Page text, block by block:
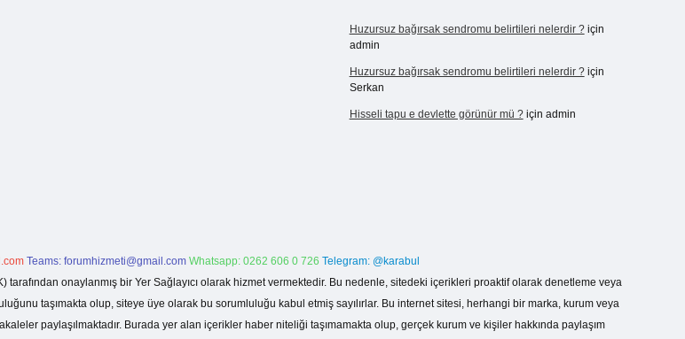
Huzursuz bağırsak sendromu belirtileri nelerdir ?için
admin
Huzursuz bağırsak sendromu belirtileri nelerdir ?için
Serkan
Hisseli tapu e devlette görünür mü ?için admin
Teams: forumhizmeti@gmail.com Whatsapp: 0262 606 0 726 Telegram: @karabul
onaylanmış bir Yer Sağlayıcı olarak hizmet vermektedir. Bu nedenle, sitedeki içerikleri proaktif olarak denetleme veya
taşımakta olup, siteye üye olarak bu sorumluluğu kabul etmiş sayılırlar. Bu internet sitesi, herhangi bir marka, kurum veya
paylaşılmaktadır. Burada yer alan içerikler haber niteliği taşımamakta olup, gerçek kurum ve kişiler hakkında paylaşım